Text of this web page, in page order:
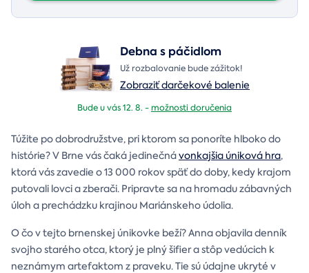
Debna s páčidlom
Už rozbalovanie bude zážitok!
Zobraziť darčekové balenie
Bude u vás 12. 8. -možnosti doručenia
Túžite po dobrodružstve, pri ktorom sa ponoríte hlboko do
histórie? V Brne vás čaká jedinečnávonkajšia úniková hra,
ktorá vás zavedie o 13 000 rokov späť do doby, kedy krajom
putovali lovci a zberači. Pripravte sa na hromadu zábavných
úloh a prechádzku krajinou Mariánskeho údolia.
O čo v tejto brnenskej únikovke beží? Anna objavila denník
svojho starého otca, ktorý je plný šifier a stôp vedúcich k
neznámym artefaktom z praveku. Tie sú údajne ukryté v